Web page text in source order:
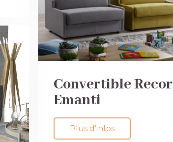
Convertible Recor
Emanti
Plus d'infos